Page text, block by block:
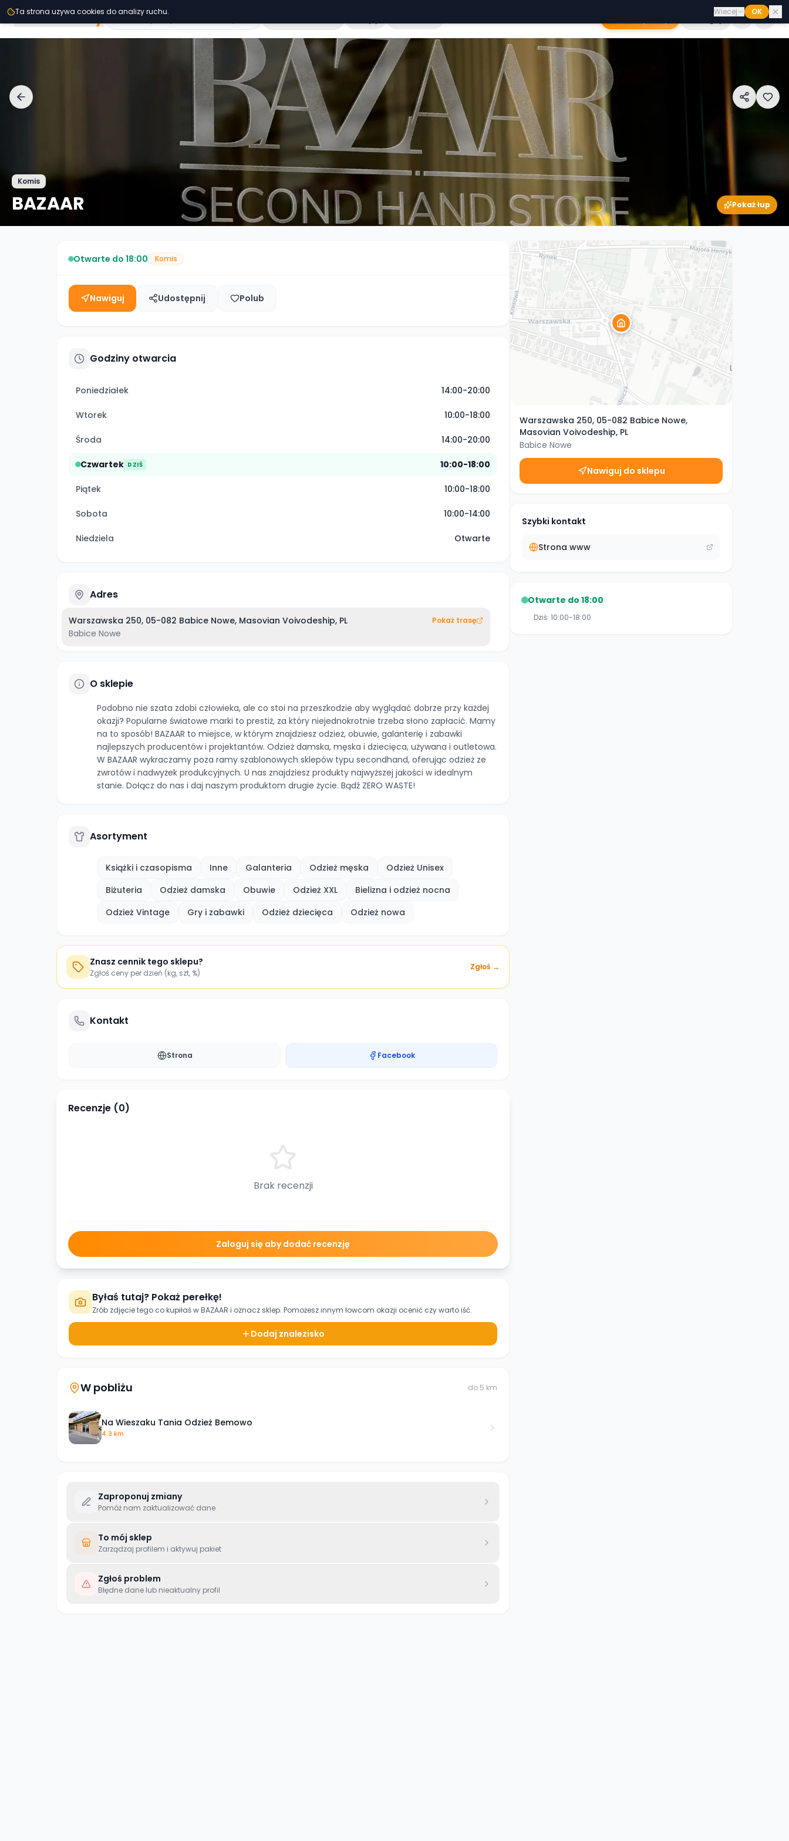
Przejdz do tresci
SecondHandy Zaloguj
Komis
BAZAAR Pokaż łup
Otwarte do 18:00 Komis
Nawiguj Udostępnij Polub
Godziny otwarcia
Poniedziałek 14:00-20:00
Wtorek 10:00-18:00
Środa 14:00-20:00
Czwartek DZIŚ 10:00-18:00
Piątek 10:00-18:00
Sobota 10:00-14:00
Niedziela Otwarte
Adres
Warszawska 250, 05-082 Babice Nowe, Masovian Voivodeship, PL
Babice Nowe
Pokaż trasę
O sklepie
Podobno nie szata zdobi człowieka, ale co stoi na przeszkodzie aby wyglądać dobrze przy każdej
okazji? Popularne światowe marki to prestiż, za który niejednokrotnie trzeba słono zapłacić. Mamy
na to sposób! BAZAAR to miejsce, w którym znajdziesz odzież, obuwie, galanterię i zabawki
najlepszych producentów i projektantów. Odzież damska, męska i dziecięca, używana i outletowa.
W BAZAAR wykraczamy poza ramy szablonowych sklepów typu secondhand, oferując odzież ze
zwrotów i nadwyżek produkcyjnych. U nas znajdziesz produkty najwyższej jakości w idealnym
stanie. Dołącz do nas i daj naszym produktom drugie życie. Bądź ZERO WASTE!
Asortyment
Książki i czasopisma Inne Galanteria Odzież męska
Odzież Unisex
Biżuteria
Odzież damska Obuwie Odzież XXL
Bielizna i odzież nocna
Odzież Vintage
Gry i zabawki Odzież dziecięca Odzież nowa
Znasz cennik tego sklepu?
Zgłoś ceny per dzień (kg, szt, %)
Zgłoś →
Kontakt
Strona Facebook
Recenzje (0)
Brak recenzji
Zaloguj się aby dodać recenzję
Byłaś tutaj? Pokaż perełkę!
Zrób zdjęcie tego co kupiłaś wBAZAAR i oznacz sklep. Pomożesz innym łowcom okazji ocenić czy warto iść.
Dodaj znalezisko
W pobliżu do 5 km
Na Wieszaku Tania Odzież Bemowo
4.3 km
Zaproponuj zmiany
Pomóż nam zaktualizować dane
To mój sklep
Zarządzaj profilem i aktywuj pakiet
Zgłoś problem
Błędne dane lub nieaktualny profil
Warszawska 250, 05-082 Babice Nowe,
Masovian Voivodeship, PL
Babice Nowe
Nawiguj do sklepu
Szybki kontakt
Strona www
Otwarte do 18:00
Dziś: 10:00-18:00
Ta strona uzywa cookies do analizy ruchu. Wiecej OK